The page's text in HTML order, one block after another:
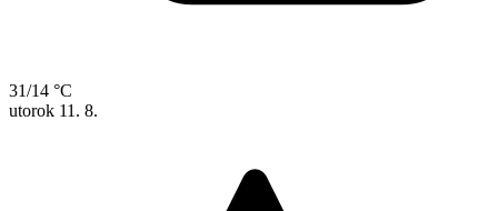
31/14 °C
utorok 11. 8.